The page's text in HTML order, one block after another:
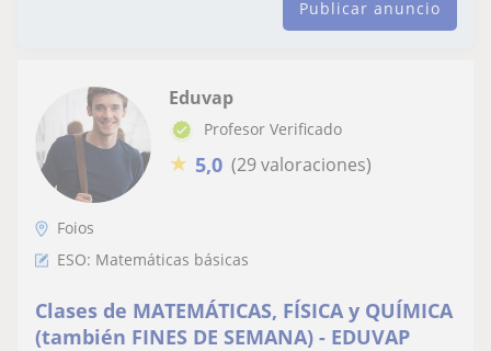
Publicar anuncio
Eduvap
Profesor Verificado
★ 5,0 (29 valoraciones)
Foios
ESO: Matemáticas básicas
Clases de MATEMÁTICAS, FÍSICA y QUÍMICA
(también FINES DE SEMANA) - EDUVAP